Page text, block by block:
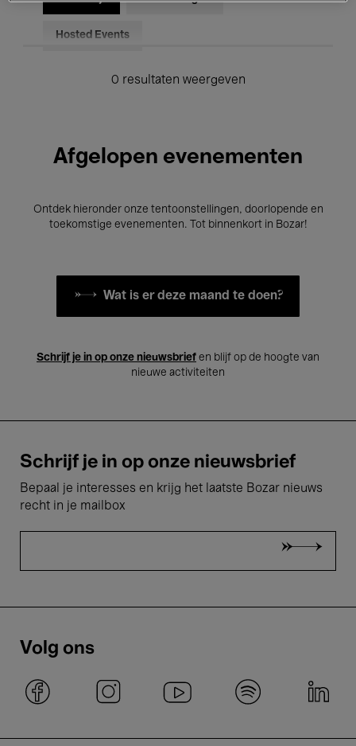
Hosted Events
0 resultaten weergeven
Afgelopen evenementen
Ontdek hieronder onze tentoonstellingen, doorlopende en
toekomstige evenementen. Tot binnenkort in Bozar!
Wat is er deze maand te doen?
Schrijf je in op onze nieuwsbrief en blijf op de hoogte van
nieuwe activiteiten
Schrijf je in op onze nieuwsbrief
Bepaal je interesses en krijg het laatste Bozar nieuws
recht in je mailbox
Volg ons